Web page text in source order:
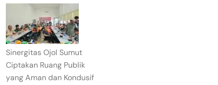
Sinergitas Ojol Sumut
Ciptakan Ruang Publik
yang Aman dan Kondusif